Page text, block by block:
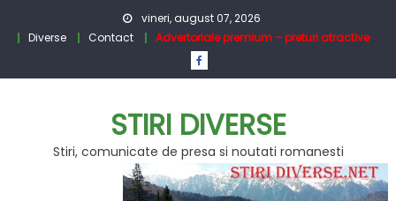
vineri, august 07, 2026
Diverse
Contact Advertoriale premium – preturi atractive
STIRI DIVERSE
Stiri, comunicate de presa si noutati romanesti